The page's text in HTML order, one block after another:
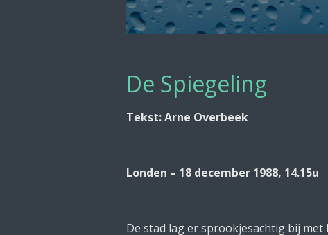
De Spiegeling
Tekst: Arne Overbeek
Londen – 18 december 1988, 14.15u
De stad lag er sprookjesachtig bij met